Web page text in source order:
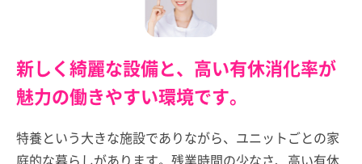
新しく綺麗な設備と、高い有休消化率が
魅力の働きやすい環境です。
特養という大きな施設でありながら、ユニットごとの家
庭的な暮らしがあります。残業時間の少なさ、高い有休